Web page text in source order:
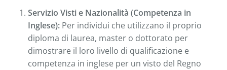
Servizio Visti e Nazionalità (Competenza in
Inglese): Per individui che utilizzano il proprio
diploma di laurea, master o dottorato per
dimostrare il loro livello di qualificazione e
competenza in inglese per un visto del Regno